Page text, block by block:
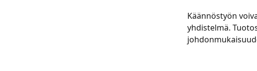
Käännöstyön
yhdistelmä.